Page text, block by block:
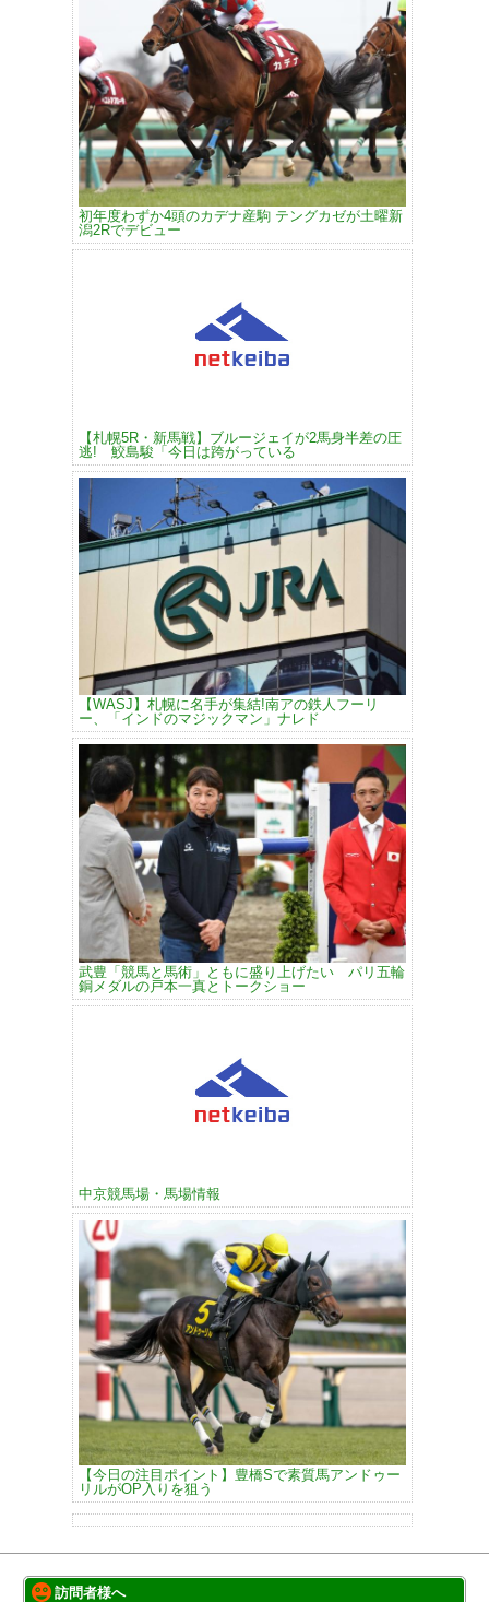
初年度わずか4頭のカデナ産駒 テングカゼが土曜新
潟2Rでデビュー
【札幌5R・新馬戦】ブルージェイが2馬身半差の圧
逃! 鮫島駿「今日は跨がっている
【WASJ】札幌に名手が集結!南アの鉄人フーリ
ー、「インドのマジックマン」ナレド
武豊「競馬と馬術」ともに盛り上げたい パリ五輪
銅メダルの戸本一真とトークショー
中京競馬場・馬場情報
【今日の注目ポイント】豊橋Sで素質馬アンドゥー
リルがOP入りを狙う
訪問者様へ